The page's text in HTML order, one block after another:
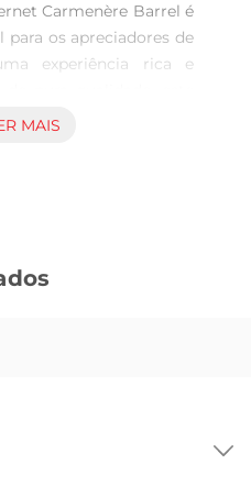
Carmenère Barrel é
para os apreciadores de
experiência rica e
sabor marcante e
sabor
barricas de carvalho
MAIS